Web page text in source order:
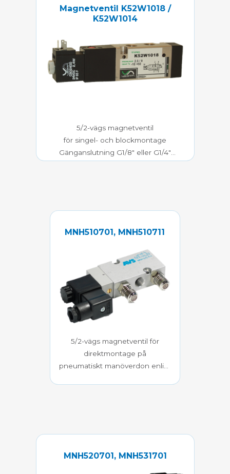
Magnetventil K52W1018 /
K52W1014
5/2-vägs magnetventil
för singel- och blockmontage
Gänganslutning G1/8″ eller G1/4″
MNH510701, MNH510711
5/2-vägs magnetventil för
direktmontage på
pneumatiskt manöverdon enligt
MNH520701, MNH531701